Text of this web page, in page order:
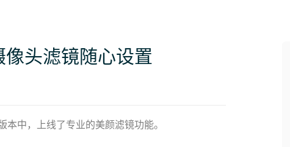
头滤镜随心设置
中，上线了专业的美颜滤镜功能。